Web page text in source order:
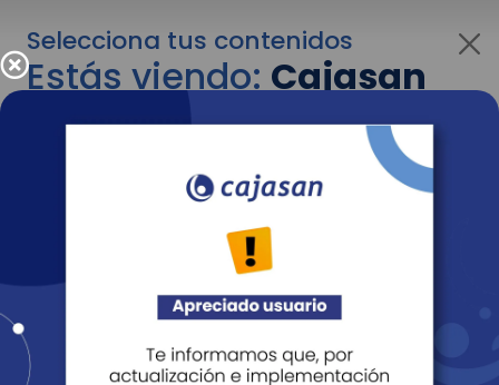
Selecciona tus contenidos
Estás viendo:Cajasan
para personas
Para cambiar al contenido de tu interés más
adelante recuerda utilizar el menú
Entendido